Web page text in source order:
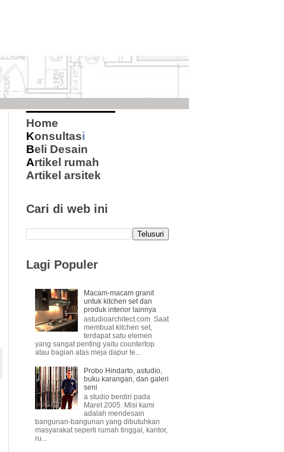
Home
Konsultasi
Beli Desain
Artikel rumah
Artikel arsitek
Cari di web ini
Lagi Populer
Macam-macam granit
untuk kitchen set dan
produk interior lainnya
astudioarchitect.com Saat
membuat kitchen set,
terdapat satu elemen
yang sangat penting yaitu countertop
atau bagian atas meja dapur te...
Probo Hindarto, astudio,
buku karangan, dan galeri
seni
a studio berdiri pada
Maret 2005. Misi kami
adalah mendesain
bangunan-bangunan yang dibutuhkan
masyarakat seperti rumah tinggal, kantor,
ru...